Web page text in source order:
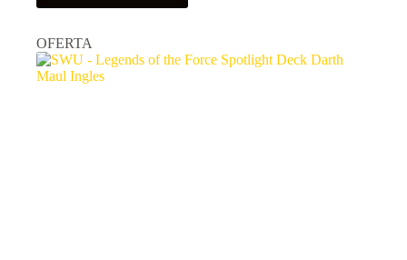
OFERTA